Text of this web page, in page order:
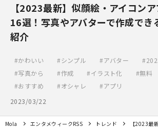
【2023最新】似顔絵・アイコン
16選！写真やアバターで作成でき
紹介
かわいい シンプル アバター
写真から
作成 イラスト化 無料
おすすめ
オシャレ
アプリ
2023/03/22
Mola エンタメウィークRSS トレンド 【2023最